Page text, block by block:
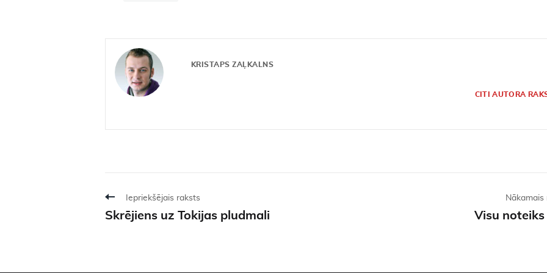
KRISTAPS ZAĻKALNS
CITI AUTORA
Iepriekšējais raksts
Skrējiens uz Tokijas pludmali
Nākamais
Visu